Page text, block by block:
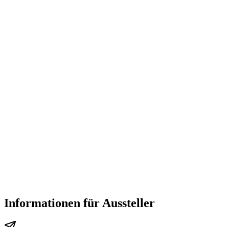
Informationen für Aussteller